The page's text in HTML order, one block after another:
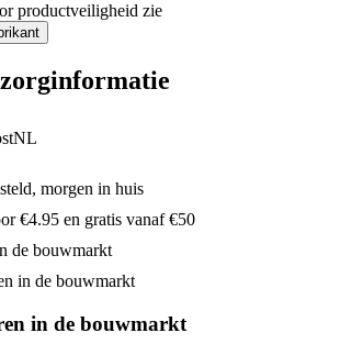
productveiligheid zie
morgen in huis
€4.95 en gratis vanaf €50
de bouwmarkt
in de bouwmarkt
in de bouwmarkt